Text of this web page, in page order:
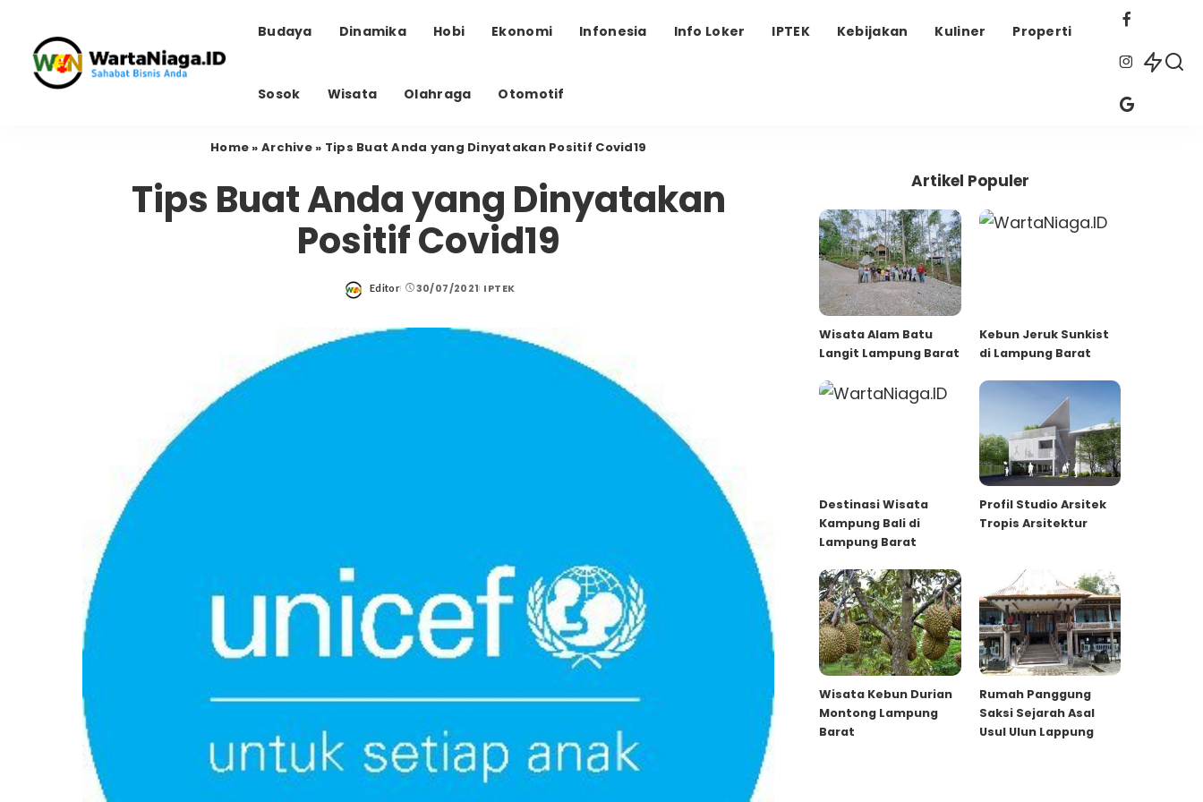
Budaya Dinamika Hobi Ekonomi Infonesia Info Loker IPTEK Kebijakan Kuliner Properti
Sosok Wisata Olahraga Otomotif
Home »Archive» Tips Buat Anda yang Dinyatakan Positif Covid19
Tips Buat Anda yang Dinyatakan
Positif Covid19
Posted
Editor 30/07/2021 IPTEK
Artikel Populer
Wisata Alam Batu
Langit Lampung Barat
Kebun Jeruk Sunkist
di Lampung Barat
Destinasi Wisata
Kampung Bali di
Lampung Barat
Profil Studio Arsitek
Tropis Arsitektur
Wisata Kebun Durian
Montong Lampung
Barat
Rumah Panggung
Saksi Sejarah Asal
Usul Ulun Lappung